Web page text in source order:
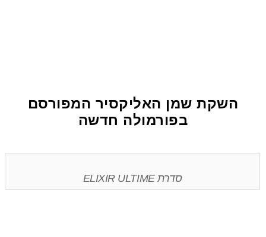
השקת שמן האליקסיר המפורסם
בפורמולה חדשה
סדרת ELIXIR ULTIME